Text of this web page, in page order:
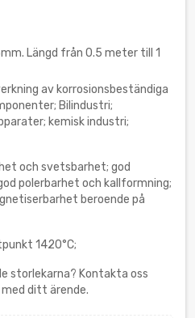
Längd från 0.5 meter till 1
av korrosionsbeständiga
Bilindustri;
kemisk industri;
och svetsbarhet; god
polerbarhet och kallformning;
beroende på
1420°C;
storlekarna? Kontakta oss
med ditt ärende.